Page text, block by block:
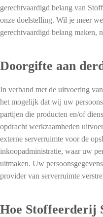
gerechtvaardigd belang van
onze doelstelling. Wil je meer
gerechtvaardigd belang maken,
Doorgifte aan
In verband met de uitvoering
het mogelijk dat wij uw
partijen die producten en/of
opdracht werkzaamheden
externe serverruimte voor de
inkoopadministratie, waar uw
uitmaken. Uw
provider van serverruimte
Hoe Stoffeerderij